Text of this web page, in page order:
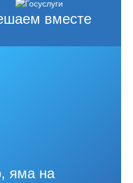
вместе
яма на